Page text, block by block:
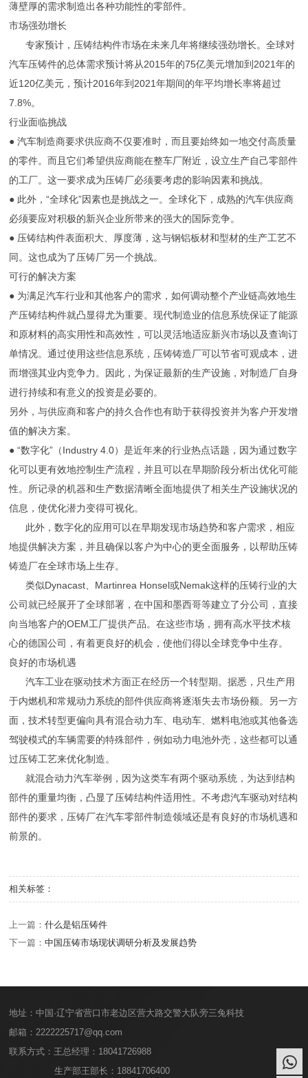
薄壁厚的需求制造出各种功能性的零部件。
市场强劲增长
专家预计，压铸结构件市场在未来几年将继续强劲增长。全球对
汽车压铸件的总体需求预计将从2015年的75亿美元增加到2021年的
近120亿美元，预计2016年到2021年期间的年平均增长率将超过
7.8%。
行业面临挑战
● 汽车制造商要求供应商不仅要准时，而且要始终如一地交付高质量
的零件。而且它们希望供应商能在整车厂附近，设立生产自己零部件
的工厂。这一要求成为压铸厂必须要考虑的影响因素和挑战。
● 此外，“全球化”因素也是挑战之一。全球化下，成熟的汽车供应商
必须要应对积极的新兴企业所带来的强大的国际竞争。
● 压铸结构件表面积大、厚度薄，这与钢铝板材和型材的生产工艺不
同。这也成为了压铸厂另一个挑战。
可行的解决方案
● 为满足汽车行业和其他客户的需求，如何调动整个产业链高效地生
产压铸结构件就凸显得尤为重要。现代制造业的信息系统保证了能源
和原材料的高实用性和高效性，可以灵活地适应新兴市场以及查询订
单情况。通过使用这些信息系统，压铸铸造厂可以节省可观成本，进
而增强其业内竞争力。因此，为保证最新的生产设施，对制造厂自身
进行持续和有意义的投资是必要的。
另外，与供应商和客户的持久合作也有助于获得投资并为客户开发增
值的解决方案。
● “数字化”（Industry 4.0）是近年来的行业热点话题，因为通过数字
化可以更有效地控制生产流程，并且可以在早期阶段分析出优化可能
性。所记录的机器和生产数据清晰全面地提供了相关生产设施状况的
信息，使优化潜力变得可视化。
此外，数字化的应用可以在早期发现市场趋势和客户需求，相应
地提供解决方案，并且确保以客户为中心的更全面服务，以帮助压铸
铸造厂在全球市场上生存。
类似Dynacast、Martinrea Honsel或Nemak这样的压铸行业的大
公司就已经展开了全球部署，在中国和墨西哥等建立了分公司，直接
向当地客户的OEM工厂提供产品。在这些市场，拥有高水平技术核
心的德国公司，有着更良好的机会，使他们得以全球竞争中生存。
良好的市场机遇
汽车工业在驱动技术方面正在经历一个转型期。据悉，只生产用
于内燃机和常规动力系统的部件供应商将逐渐失去市场份额。另一方
面，技术转型更偏向具有混合动力车、电动车、燃料电池或其他备选
驾驶模式的车辆需要的特殊部件，例如动力电池外壳，这些都可以通
过压铸工艺来优化制造。
就混合动力汽车举例，因为这类车有两个驱动系统，为达到结构
部件的重量均衡，凸显了压铸结构件适用性。不考虑汽车驱动对结构
部件的要求，压铸厂在汽车零部件制造领域还是有良好的市场机遇和
前景的。
相关标签：
上一篇：什么是铝压铸件
下一篇：中国压铸市场现状调研分析及发展趋势
地址：中国·辽宁省营口市老边区营大路交警大队旁三兔科技
邮箱：2222225717@qq.com
联系方式：王总经理：18041726988
生产部王部长：18841706400